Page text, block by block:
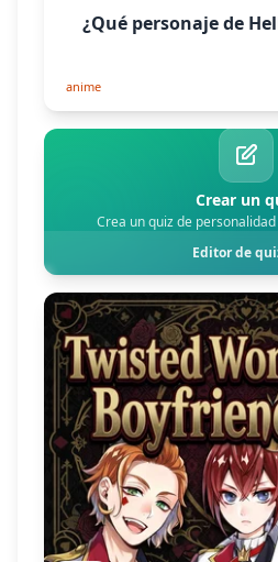
¿Qué personaje de
anime
Crear un
Crea un quiz de
Editor de